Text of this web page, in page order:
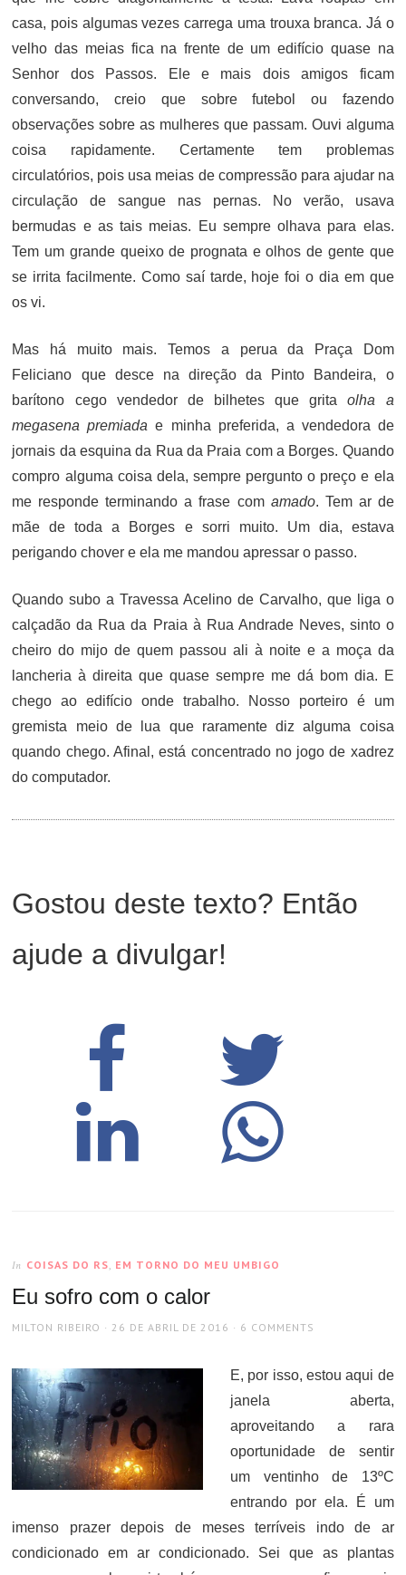
casa, pois algumas vezes carrega uma trouxa branca. Já o
velho das meias fica na frente de um edifício quase na
Senhor dos Passos. Ele e mais dois amigos ficam
conversando, creio que sobre futebol ou fazendo
observações sobre as mulheres que passam. Ouvi alguma
coisa rapidamente. Certamente tem problemas
circulatórios, pois usa meias de compressão para ajudar na
circulação de sangue nas pernas. No verão, usava
bermudas e as tais meias. Eu sempre olhava para elas.
Tem um grande queixo de prognata e olhos de gente que
se irrita facilmente. Como saí tarde, hoje foi o dia em que
os vi.
Mas há muito mais. Temos a perua da Praça Dom
Feliciano que desce na direção da Pinto Bandeira, o
barítono cego vendedor de bilhetes que gritaolha a
megasena premiada e minha preferida, a vendedora de
jornais da esquina da Rua da Praia com a Borges. Quando
compro alguma coisa dela, sempre pergunto o preço e ela
me responde terminando a frase com amado. Tem ar de
mãe de toda a Borges e sorri muito. Um dia, estava
perigando chover e ela me mandou apressar o passo.
Quando subo a Travessa Acelino de Carvalho, que liga o
calçadão da Rua da Praia à Rua Andrade Neves, sinto o
cheiro do mijo de quem passou ali à noite e a moça da
lancheria à direita que quase sempre me dá bom dia. E
chego ao edifício onde trabalho. Nosso porteiro é um
gremista meio de lua que raramente diz alguma coisa
quando chego. Afinal, está concentrado no jogo de xadrez
do computador.
Gostou deste texto? Então
ajude a divulgar!
In COISAS DO RS EM TORNO DO MEU UMBIGO
Eu sofro com o calor
AUTHOR
MILTON RIBEIRO
POSTED
26 DE ABRIL DE 2016 6 COMMENTS
E, por isso, estou aqui de
janela aberta,
aproveitando a rara
oportunidade de sentir
um ventinho de 13ºC
entrando por ela. É um
imenso prazer depois de meses terríveis indo de ar
condicionado em ar condicionado. Sei que as plantas